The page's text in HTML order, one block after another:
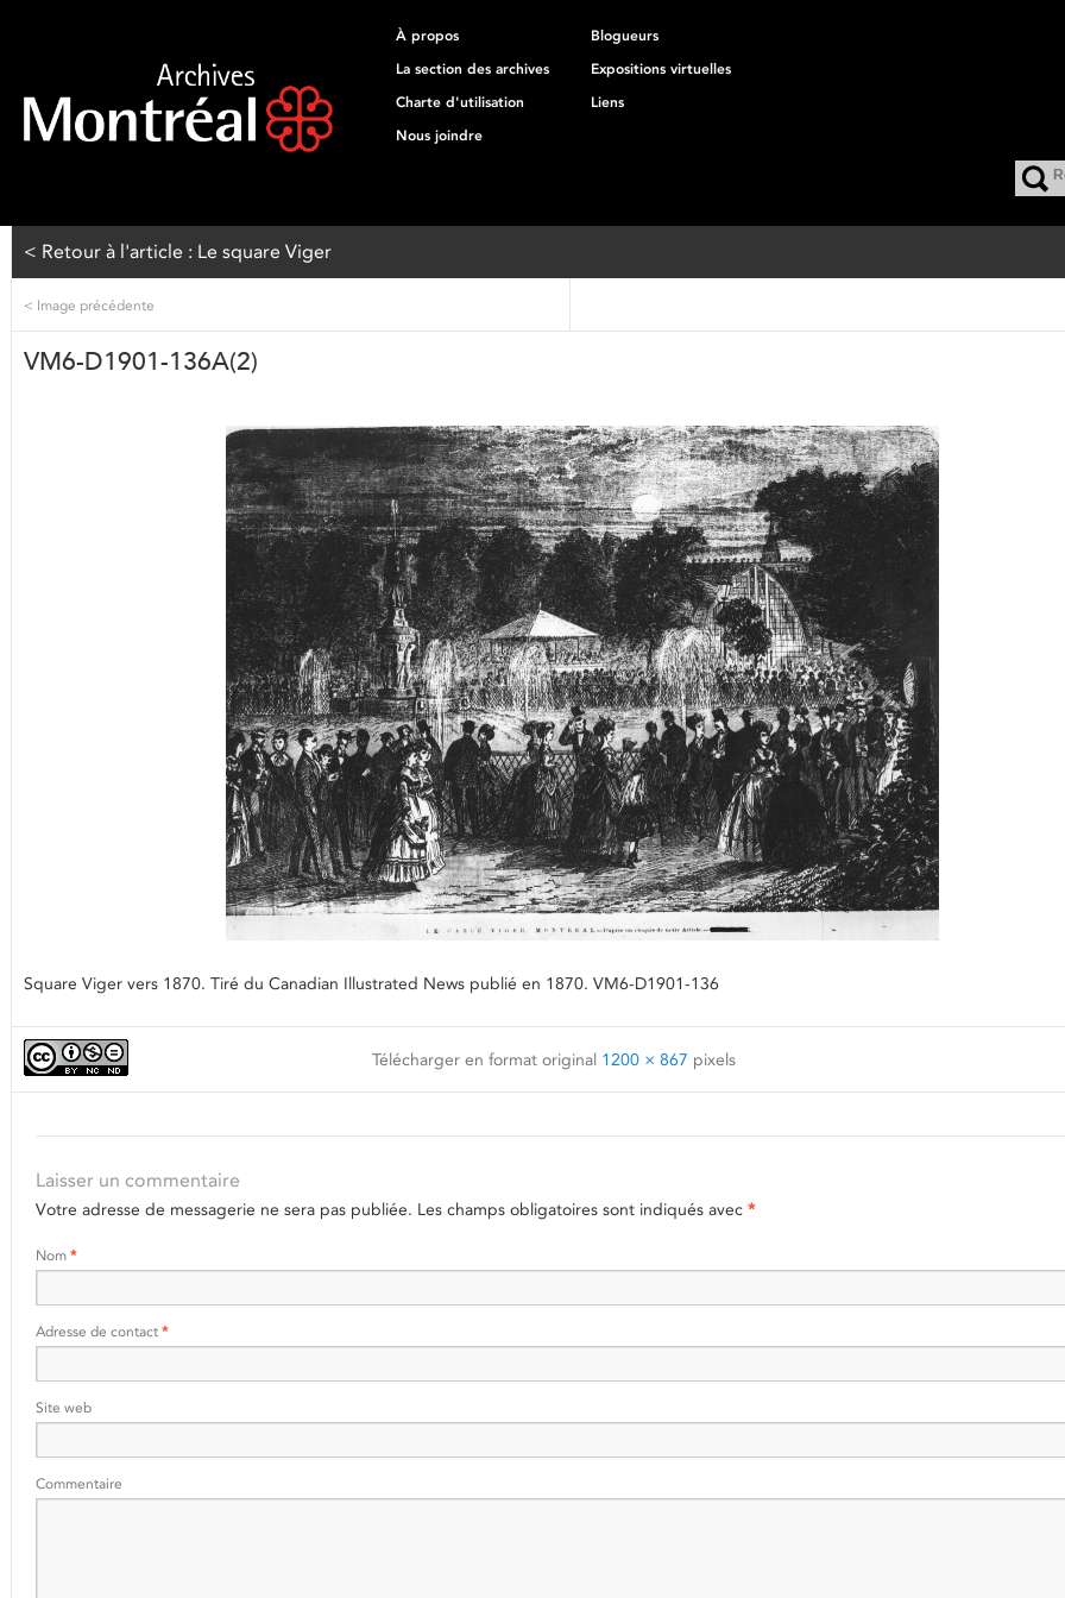
À propos
Blogueurs
La section des archives
Expositions virtuelles
Charte d'utilisation
Liens
Nous joindre
< Retour à l'article : Le square Viger
< Image précédente
VM6-D1901-136A(2)
Square Viger vers 1870. Tiré du Canadian Illustrated News publié en 1870. VM6-D1901-136
Télécharger en format original 1200 × 867 pixels
Laisser un commentaire
Votre adresse de messagerie ne sera pas publiée. Les champs obligatoires sont indiqués avec *
Nom *
Adresse de contact *
Site web
Commentaire